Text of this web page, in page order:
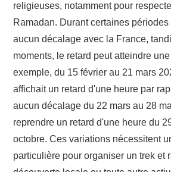
religieuses, notamment pour
Ramadan. Durant certaines
aucun décalage avec la France,
moments, le retard peut atteindre
exemple, du 15 février au 21 mars
affichait un retard d'une heure par
aucun décalage du 22 mars au 28
reprendre un retard d'une heure du
octobre. Ces variations nécessitent
particulière pour organiser un trek et